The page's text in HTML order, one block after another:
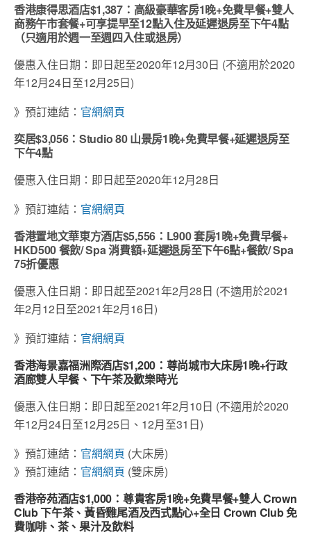
香港康得思酒店$1,387：高級豪華客房1晚+免費早餐+雙人
商務午市套餐+可享提早至12點入住及延遲退房至下午4點
（只適用於週一至週四入住或退房）
優惠入住日期：即日起至2020年12月30日 (不適用於2020
年12月24日至12月25日)
》預訂連結： 官網網頁
奕居$3,056：Studio 80 山景房1晚+免費早餐+延遲退房至
下午4點
優惠入住日期：即日起至2020年12月28日
》預訂連結： 官網網頁
香港置地文華東方酒店$5,556：L900 套房1晚+免費早餐+
HKD500 餐飲/ Spa 消費額+延遲退房至下午6點+餐飲/ Spa
75折優惠
優惠入住日期：即日起至2021年2月28日 (不適用於2021
年2月12日至2021年2月16日)
》預訂連結： 官網網頁
香港海景嘉福洲際酒店$1,200：尊尚城市大床房1晚+行政
酒廊雙人早餐、下午茶及歡樂時光
優惠入住日期：即日起至2021年2月10日 (不適用於2020
年12月24日至12月25日、12月至31日)
》預訂連結： 官網網頁 (大床房)
》預訂連結： 官網網頁 (雙床房)
香港帝苑酒店$1,000 ：尊貴客房1晚+免費早餐+雙人Crown
Club下午茶、黃昏雞尾酒及西式點心+全日 Crown Club免
費咖啡、茶、果汁及飲料